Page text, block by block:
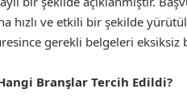
hızlı ve etkili bir şekilde
gerekli belgeleri eksiksiz
Branşlar Tercih Edildi?